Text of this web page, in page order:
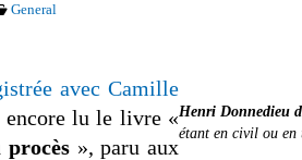
General
avec Camille
encore lu le livre «
procès », paru aux
Henri Donnedieu
étant en civil ou en